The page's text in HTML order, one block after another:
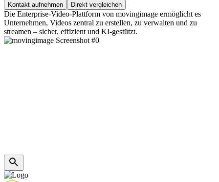
Kontakt aufnehmen Direkt vergleichen
Die Enterprise-Video-Plattform von movingimage ermöglicht es
Unternehmen, Videos zentral zu erstellen, zu verwalten und zu
streamen – sicher, effizient und KI-gestützt.